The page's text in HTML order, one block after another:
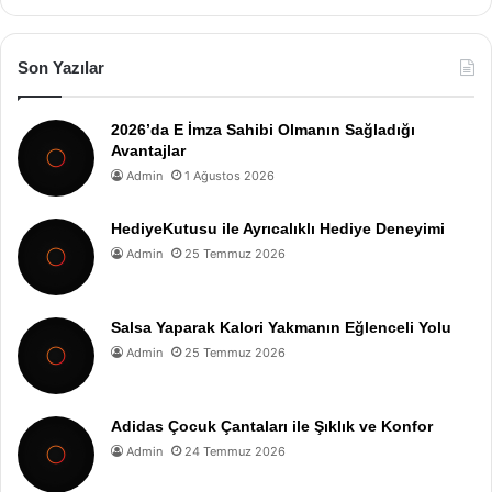
Son Yazılar
2026’da E İmza Sahibi Olmanın Sağladığı
Avantajlar
Admin 1 Ağustos 2026
HediyeKutusu ile Ayrıcalıklı Hediye Deneyimi
Admin 25 Temmuz 2026
Salsa Yaparak Kalori Yakmanın Eğlenceli Yolu
Admin 25 Temmuz 2026
Adidas Çocuk Çantaları ile Şıklık ve Konfor
Admin 24 Temmuz 2026